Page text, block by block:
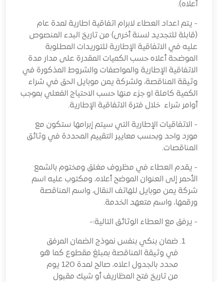
أعلاه).
- يتم اعداد العطاء لابرام اتفاقية اطارية لمدة عام
(قابلة للتجديد لسنة أخرى) من تاريخ البدء المنصوص
عليه في الاتفاقية الإطارية للتوريدات المطلوبة
الموضحة أعلاه حسب الكميات المقدرة على مدار مدة
الاتفاقية الإطارية والمواصفات والشروط المذكورة في
وثيقة المناقصة، ولشركة يمن موبايل الحق في شراء
الكمية كاملة او جزء منها حسب الاحتياج الفعلي بموجب
أوامر شراء خلال فترة الاتفاقية الإطارية.
- الاتفاقيات الإطارية التي سيتم إبرامها ستكون مع
مورد واحد وبحسب معايير التقييم المحددة في وثائق
المناقصات.
- يقدم العطاء في مظروف مغلق ومختوم بالشمع
الأحمر إلى العنوان الموضح أعلاه، ومكتوب عليه اسم
شركة يمن موبايل للهاتف النقال، واسم المناقصة
ورقمها، واسم متعهد الخدمة.
- يرفق مع العطاء الوثائق التالية:-
ضمان بنكي بنفس نموذج الضمان المرفق
في وثيقة المناقصة بمبلغ مقطوع كما هو
محدد بالجدول اعلاه، صالح لمدة 120 يوم
من تاريخ فتح المظاريف أو شيك مقبول